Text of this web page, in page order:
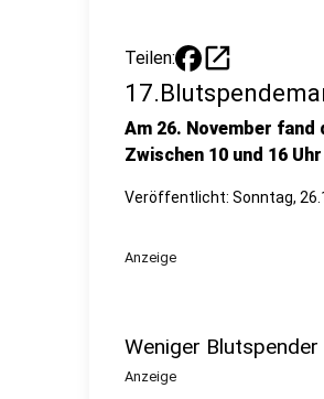
Teilen: open_in_new
Am 26. November
Zwischen 10 und 16
Veröffentlicht: Sonntag,
Anzeige
Weniger
Anzeige